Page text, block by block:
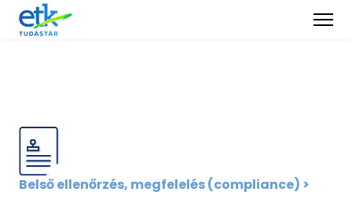
Belső ellenőrzés, megfelelés (compliance) >